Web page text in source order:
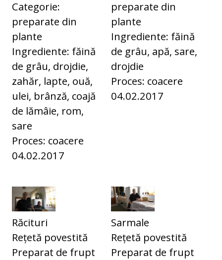
Categorie:
preparate din
plante
Ingrediente: făină
de grâu, drojdie,
zahăr, lapte, ouă,
ulei, brânză, coajă
de lămâie, rom,
sare
Proces: coacere
04.02.2017
preparate din
plante
Ingrediente: făină
de grâu, apă, sare,
drojdie
Proces: coacere
04.02.2017
Răcituri
Rețetă povestită
Preparat de frupt
Sarmale
Rețetă povestită
Preparat de frupt